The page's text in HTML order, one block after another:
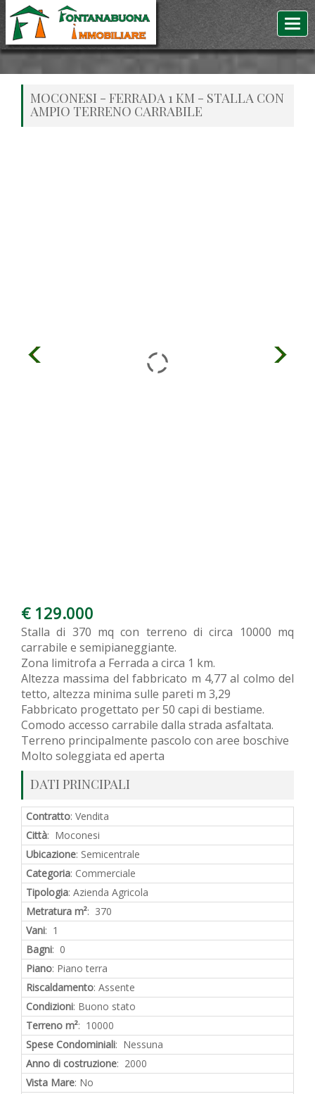
MOCONESI - FERRADA 1 KM - STALLA CON
AMPIO TERRENO CARRABILE
€ 129.000
Stalla di 370 mq con terreno di circa 10000 mq
carrabile e semipianeggiante.
Zona limitrofa a Ferrada a circa 1 km.
Altezza massima del fabbricato m 4,77 al colmo del
tetto, altezza minima sulle pareti m 3,29
Fabbricato progettato per 50 capi di bestiame.
Comodo accesso carrabile dalla strada asfaltata.
Terreno principalmente pascolo con aree boschive
Molto soleggiata ed aperta
DATI PRINCIPALI
Contratto: Vendita
Città: Moconesi
Ubicazione: Semicentrale
Categoria: Commerciale
Tipologia: Azienda Agricola
Metratura m²: 370
Vani: 1
Bagni: 0
Piano: Piano terra
Riscaldamento: Assente
Condizioni: Buono stato
Terreno m²: 10000
Spese Condominiali: Nessuna
Anno di costruzione: 2000
Vista Mare: No